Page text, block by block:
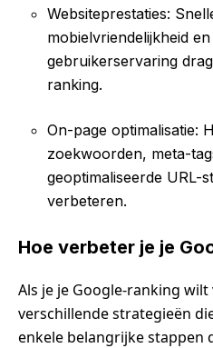
Websiteprestaties:
mobielvriendelijkheid
gebruikerservaring
ranking.
On-page optimalisatie:
zoekwoorden, meta-
geoptimaliseerde URL-
verbeteren.
Hoe verbeter je je
Als je je Google-ranking
verschillende strategieën
enkele belangrijke stappen